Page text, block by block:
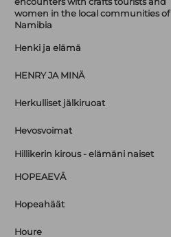
women in the local communities of
Namibia
Henki ja elämä
HENRY JA MINÄ
Herkulliset jälkiruoat
Hevosvoimat
Hillikerin kirous - elämäni naiset
HOPEAEVÄ
Hopeahäät
Houre